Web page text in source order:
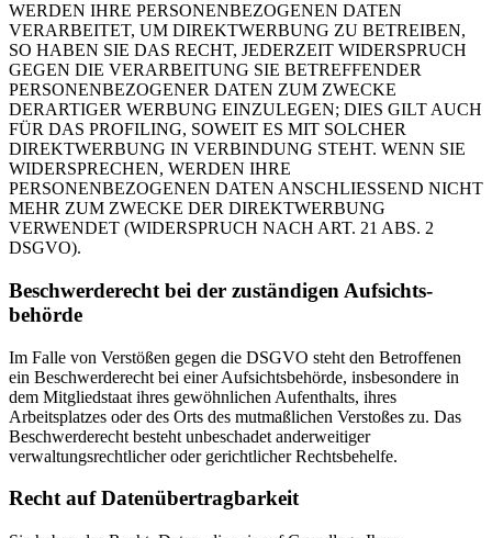
WERDEN IHRE PERSONENBEZOGENEN DATEN
VERARBEITET, UM DIREKTWERBUNG ZU BETREIBEN,
SO HABEN SIE DAS RECHT, JEDERZEIT WIDERSPRUCH
GEGEN DIE VERARBEITUNG SIE BETREFFENDER
PERSONENBEZOGENER DATEN ZUM ZWECKE
DERARTIGER WERBUNG EINZULEGEN; DIES GILT AUCH
FÜR DAS PROFILING, SOWEIT ES MIT SOLCHER
DIREKTWERBUNG IN VERBINDUNG STEHT. WENN SIE
WIDERSPRECHEN, WERDEN IHRE
PERSONENBEZOGENEN DATEN ANSCHLIESSEND NICHT
MEHR ZUM ZWECKE DER DIREKTWERBUNG
VERWENDET (WIDERSPRUCH NACH ART. 21 ABS. 2
DSGVO).
Beschwerde­recht bei der zuständigen Aufsichts­
behörde
Im Falle von Verstößen gegen die DSGVO steht den Betroffenen
ein Beschwerderecht bei einer Aufsichtsbehörde, insbesondere in
dem Mitgliedstaat ihres gewöhnlichen Aufenthalts, ihres
Arbeitsplatzes oder des Orts des mutmaßlichen Verstoßes zu. Das
Beschwerderecht besteht unbeschadet anderweitiger
verwaltungsrechtlicher oder gerichtlicher Rechtsbehelfe.
Recht auf Daten­übertrag­barkeit